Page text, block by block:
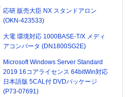
応研 販売大臣 NX スタンドアロン
(OKN-423533)
大電 環境対応 1000BASE-T/X メディ
アコンバータ (DN1800SG2E)
Microsoft Windows Server Standard
2019 16コアライセンス 64bitWin対応
日本語版 5CAL付 DVDパッケージ
(P73-07691)